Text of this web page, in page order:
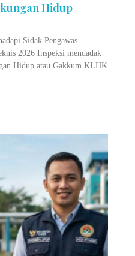
Hidup
Sidak Pengawas
2026 Inspeksi mendadak
Hidup atau Gakkum KLHK